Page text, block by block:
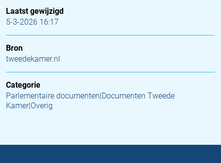
Laatst gewijzigd
5-3-2026 16:17
Bron
tweedekamer.nl
Categorie
Parlementaire documenten|Documenten Tweede
Kamer|Overig